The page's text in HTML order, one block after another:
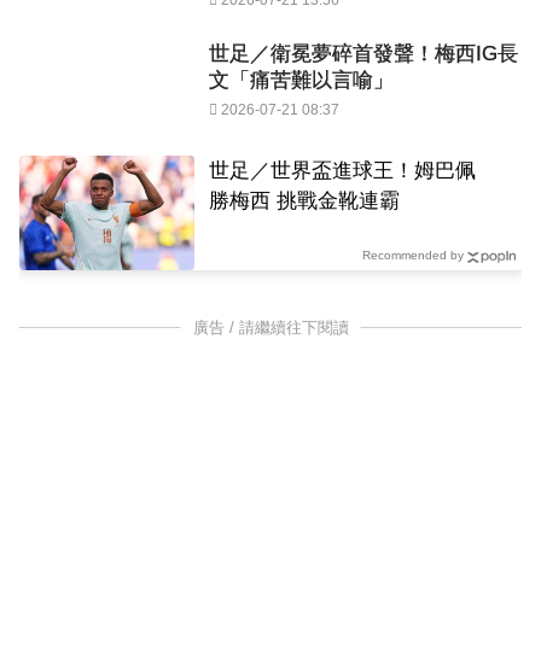
世足／衛冕夢碎首發聲！梅西IG長
文「痛苦難以言喻」
2026-07-21 08:37
世足／世界盃進球王！姆巴佩
勝梅西 挑戰金靴連霸
Recommended by
廣告 / 請繼續往下閱讀